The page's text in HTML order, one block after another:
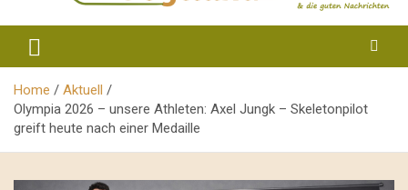
Vogtlandstreicher
Home
Aktuell
Olympia 2026 – unsere Athleten: Axel Jungk – Skeletonpilot
greift heute nach einer Medaille